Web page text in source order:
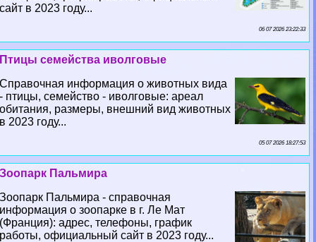
сайт в 2023 году...
06 07 2026 23:22:33
Птицы семейства иволговые
Справочная информация о животных вида
- птицы, семейство - иволговые: ареал
обитания, размеры, внешний вид животных
в 2023 году...
05 07 2026 18:27:53
Зоопарк Пальмира
Зоопарк Пальмира - справочная
информация о зоопарке в г. Ле Мат
(Франция): адрес, телефоны, график
работы, официальный сайт в 2023 году...